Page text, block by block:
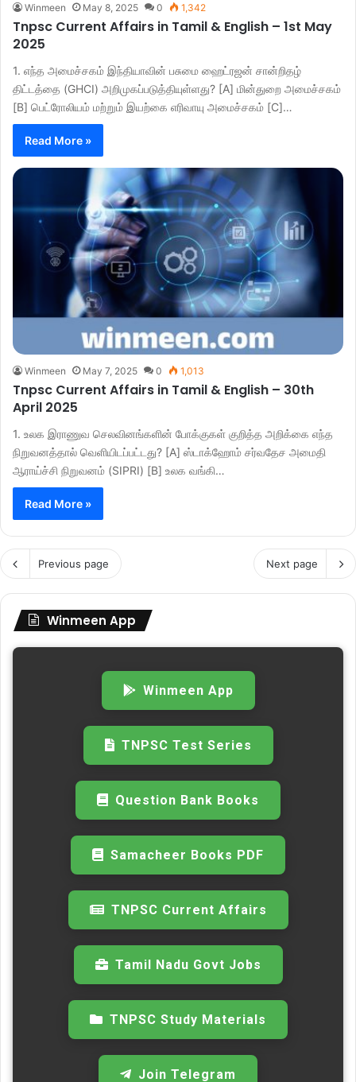
Winmeen May 8, 2025 0 1,342
Tnpsc Current Affairs in Tamil & English – 1st May
2025
1. எந்த அமைச்சகம் இந்தியாவின் பசுமை ஹைட்ரஜன் சான்றிதழ்
திட்டத்தை (GHCI) அறிமுகப்படுத்தியுள்ளது? [A] மின்துறை அமைச்சகம்
[B] பெட்ரோலியம் மற்றும் இயற்கை எரிவாயு அமைச்சகம் [C]…
Read More »
Winmeen May 7, 2025 0 1,013
Tnpsc Current Affairs in Tamil & English – 30th
April 2025
1. உலக இராணுவ செலவினங்களின் போக்குகள் குறித்த அறிக்கை எந்த
நிறுவனத்தால் வெளியிடப்பட்டது? [A] ஸ்டாக்ஹோம் சர்வதேச அமைதி
ஆராய்ச்சி நிறுவனம் (SIPRI) [B] உலக வங்கி…
Read More »
Previous page Next page
Winmeen App
Winmeen App
TNPSC Test Series
Question Bank Books
Samacheer Books PDF
TNPSC Current Affairs
Tamil Nadu Govt Jobs
TNPSC Study Materials
Join Telegram